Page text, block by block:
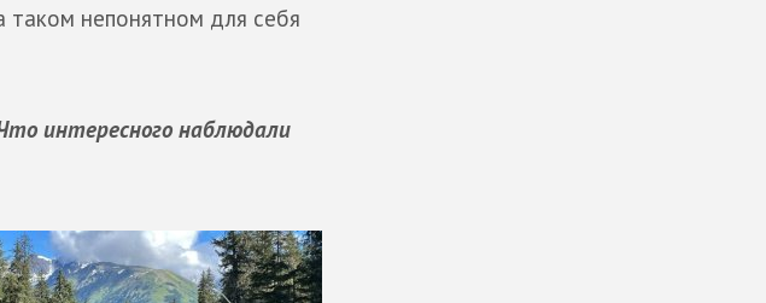
таком непонятном для себя
интересного наблюдали